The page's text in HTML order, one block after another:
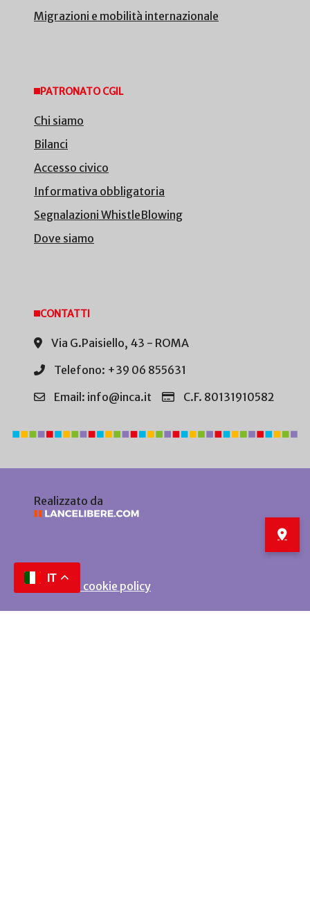
Migrazioni e mobilità internazionale
PATRONATO CGIL
Chi siamo
Bilanci
Accesso civico
Informativa obbligatoria
Segnalazioni WhistleBlowing
Dove siamo
CONTATTI
Via G.Paisiello, 43 - ROMA
Telefono: +39 06 855631
Email: info@inca.it
C.F. 80131910582
Realizzato da
Privacy e cookie policy
IT